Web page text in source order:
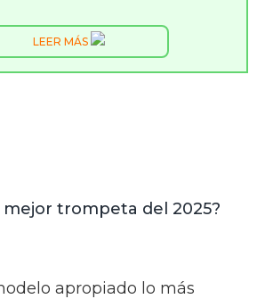
LEER MÁS
mejor trompeta del 2025?
apropiado lo más